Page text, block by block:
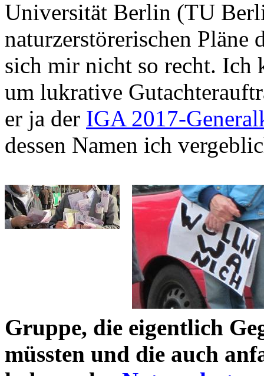
Universität Berlin (TU
naturzerstörerischen
sich mir nicht so recht. Ich
um lukrative
er ja der IGA 2017-
dessen Namen ich
Gruppe, die eigentlich
müssten und die auch